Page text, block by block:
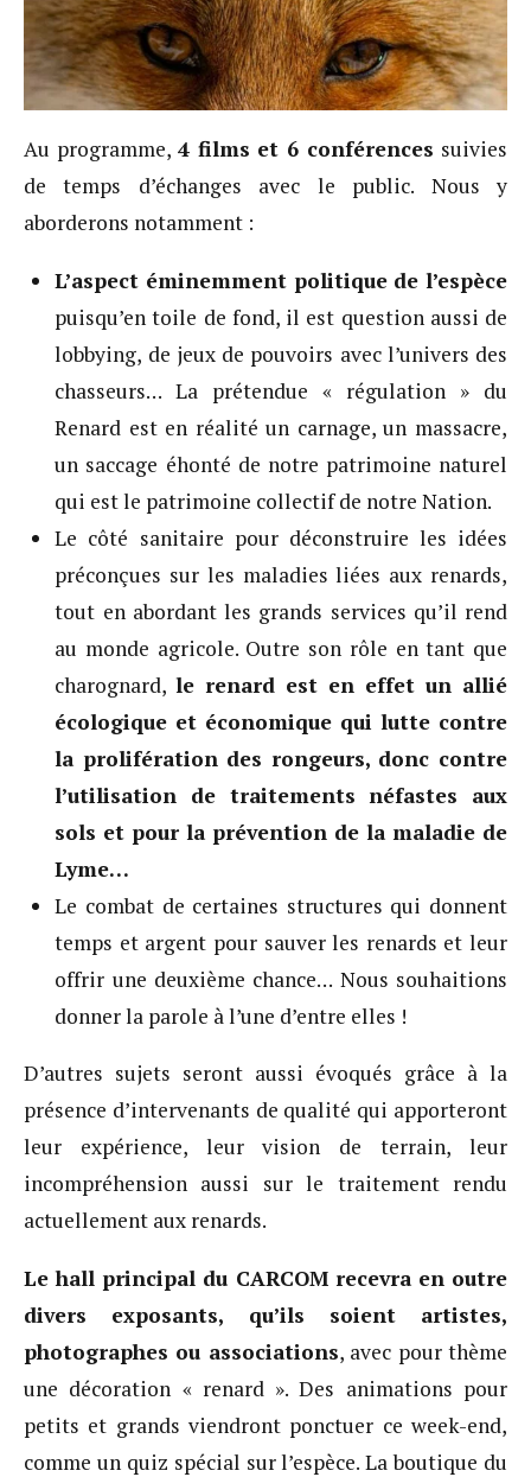
Au programme, 4 films et 6 conférences suivies
de temps d’échanges avec le public. Nous y
aborderons notamment :
L’aspect éminemment politique de l’espèce
puisqu’en toile de fond, il est question aussi de
lobbying, de jeux de pouvoirs avec l’univers des
chasseurs… La prétendue « régulation » du
Renard est en réalité un carnage, un massacre,
un saccage éhonté de notre patrimoine naturel
qui est le patrimoine collectif de notre Nation.
Le côté sanitaire pour déconstruire les idées
préconçues sur les maladies liées aux renards,
tout en abordant les grands services qu’il rend
au monde agricole. Outre son rôle en tant que
charognard,le renard est en effet un allié
écologique et économique qui lutte contre
la prolifération des rongeurs, donc contre
l’utilisation de traitements néfastes aux
sols et pour la prévention de la maladie de
Lyme…
Le combat de certaines structures qui donnent
temps et argent pour sauver les renards et leur
offrir une deuxième chance… Nous souhaitions
donner la parole à l’une d’entre elles !
D’autres sujets seront aussi évoqués grâce à la
présence d’intervenants de qualité qui apporteront
leur expérience, leur vision de terrain, leur
incompréhension aussi sur le traitement rendu
actuellement aux renards.
Le hall principal du CARCOM recevra en outre
divers exposants, qu’ils soient artistes,
photographes ou associations, avec pour thème
une décoration « renard ». Des animations pour
petits et grands viendront ponctuer ce week-end,
comme un quiz spécial sur l’espèce. La boutique du